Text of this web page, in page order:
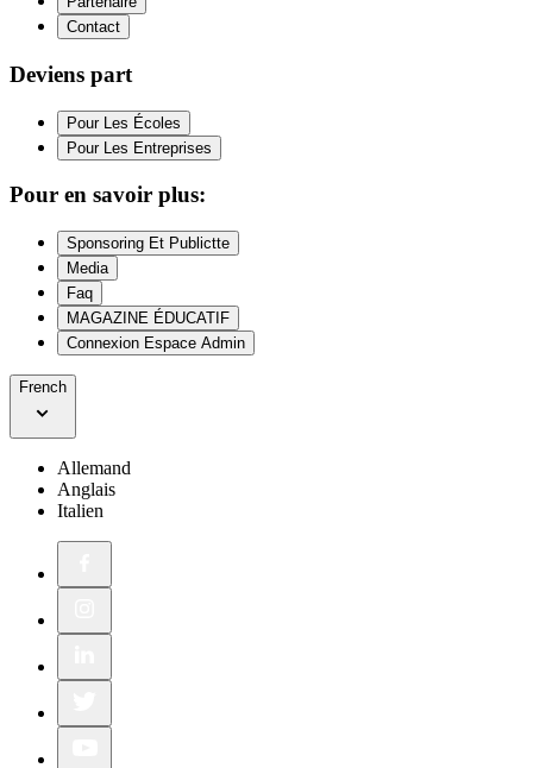
Contact
Deviens part
Pour Les Écoles
Pour Les Entreprises
Pour en savoir plus:
Sponsoring Et Publictte
Media
Faq
MAGAZINE ÉDUCATIF
Connexion Espace Admin
French
Allemand
Anglais
Italien